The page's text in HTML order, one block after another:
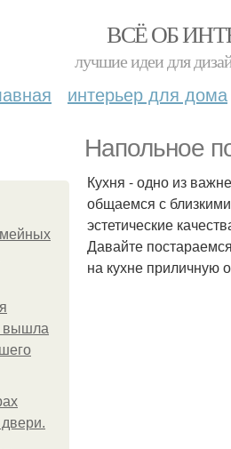
ВСЁ ОБ
лучшие идеи для
интерьер для дома
Напольное
вышла
Кухня - одно из
общаемся с
эстетические
Давайте
на кухне приличную